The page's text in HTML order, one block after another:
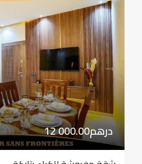
12 000.00درهم